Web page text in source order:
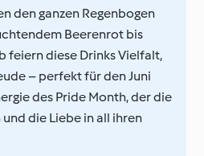
den ganzen Regenbogen
Beerenrot bis
feiern diese Drinks Vielfalt,
– perfekt für den Juni
des Pride Month, der die
die Liebe in all ihren